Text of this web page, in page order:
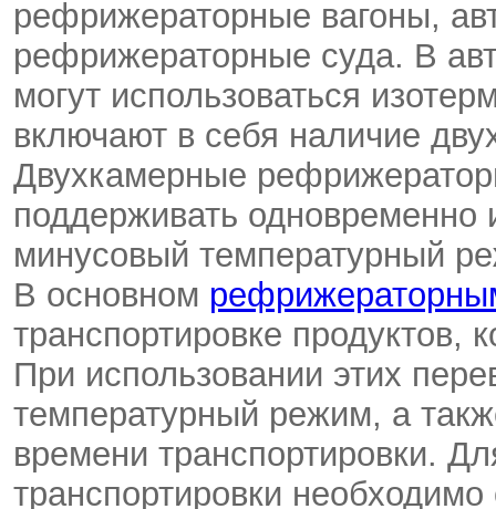
рефрижераторные вагоны,
рефрижераторные суда. В
могут использоваться
включают в себя наличие
Двухкамерные
поддерживать
минусовый температурный
В основном
транспортировке продуктов,
При использовании этих
температурный режим, а
времени транспортировки.
транспортировки